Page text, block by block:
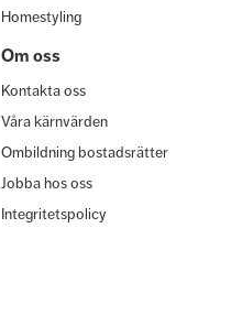
Homestyling
Om oss
Kontakta oss
Våra kärnvärden
Ombildning bostadsrätter
Jobba hos oss
Integritetspolicy